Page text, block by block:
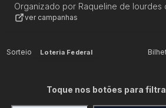
Organizado por Raqueline de lourdes
ver campanhas
Sorteio Loteria Federal
Toque nos botões para